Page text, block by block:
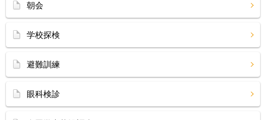
朝会
学校探検
避難訓練
眼科検診